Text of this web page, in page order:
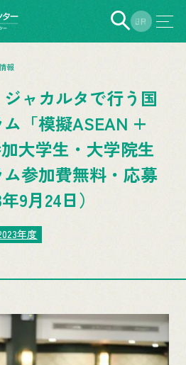
EN
JP
報
ャカルタで行う国
「模擬ASEAN +
大学生・大学院生
参加費無料・応募
9月24日）
年度